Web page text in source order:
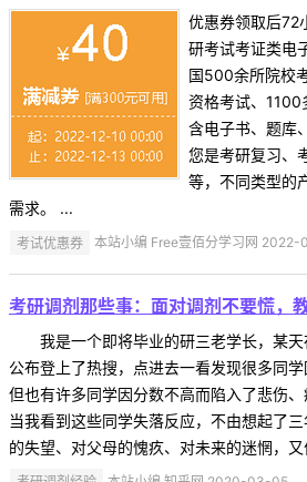
优惠券领取后72
研考试考证类电
国500余所院校
资格考试、1100
含电子书、题库
您是考研复习、
等，不同类型的
需求。 ...
考试优惠券 本站小编 Free壹佰分学习网 2022-
考研调剂那些事：面对调剂不要慌，
我是一个即将毕业的研三老学长，某天
公布登上了热搜，点进去一看发现很多同学
但也有许多同学因分数不高而陷入了悲伤、
当我看到这些同学失落反应，不由想起了
的失望、对父母的愧疚、对未来的迷惘，